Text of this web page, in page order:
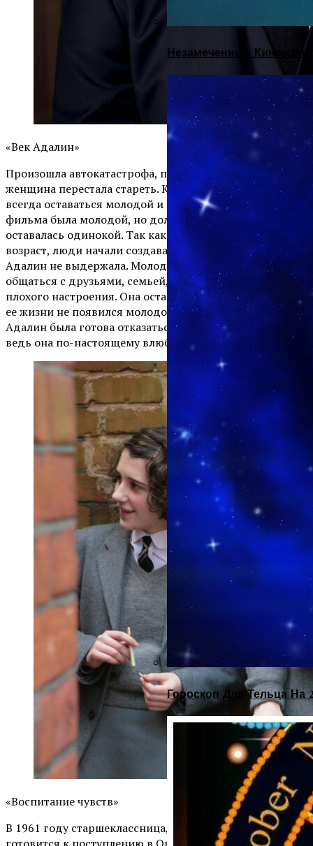
Незамеченные
Гороскоп Для Тельца На
«Век Адалин»
Произошла автокатастрофа, после которой молодая
женщина перестала стареть. Каждая женщина мечтает
всегда оставаться молодой и красивой! Хотя героиня
фильма была молодой, но долгий период времени она
оставалась одинокой. Так как она не выглядела на свой
возраст, люди начали создавать сплетни, которых
Адалин не выдержала. Молодая женщина перестала
общаться с друзьями, семьей, чтобы уберечь себя от
плохого настроения. Она оставалась одинокой, пока в
ее жизни не появился молодой человек. Ради него
Адалин была готова отказаться от вечной молодости,
ведь она по-настоящему влюбилась в него.
«Воспитание чувств»
В 1961 году старшеклассница, которой 16 лет,
готовится к поступлению в Оксфорд. Зовут ее Дженни.